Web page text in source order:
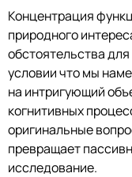
Концентрация
природного
обстоятельства
условии что мы
на интригующий
когнитивных
оригинальные
превращает
исследование.